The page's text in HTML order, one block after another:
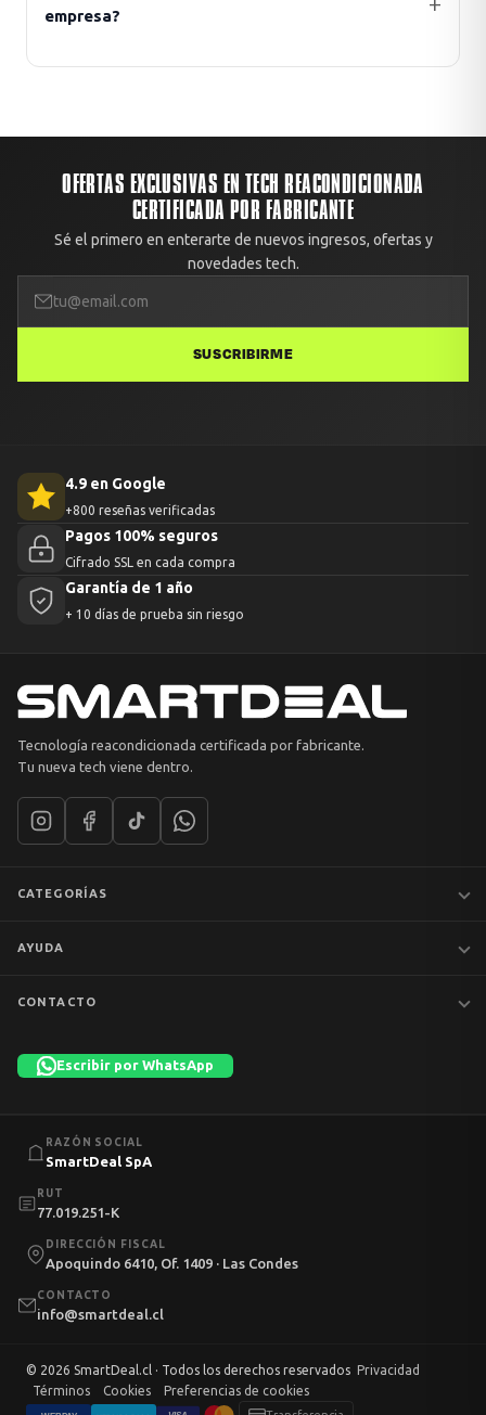
empresa?
OFERTAS EXCLUSIVAS EN TECH REACONDICIONADA
CERTIFICADA POR FABRICANTE
Sé el primero en enterarte de nuevos ingresos, ofertas y
novedades tech.
SUSCRIBIRME
4.9 en Google
+800 reseñas verificadas
Pagos 100% seguros
Cifrado SSL en cada compra
Garantía de 1 año
+ 10 días de prueba sin riesgo
Tecnología reacondicionada certificada por fabricante.
Tu nueva tech viene dentro.
CATEGORÍAS
Liquidación
AYUDA
Términos y condiciones
Mi cuenta
CONTACTO
Las Condes, Santiago
+56 9 7753 1523
Escribir por WhatsApp
RAZÓN SOCIAL
SmartDeal SpA
RUT
77.019.251-K
DIRECCIÓN FISCAL
Apoquindo 6410, Of. 1409 · Las Condes
CONTACTO
info@smartdeal.cl
© 2026 SmartDeal.cl · Todos los derechos reservados Privacidad
Términos
Cookies Preferencias de cookies